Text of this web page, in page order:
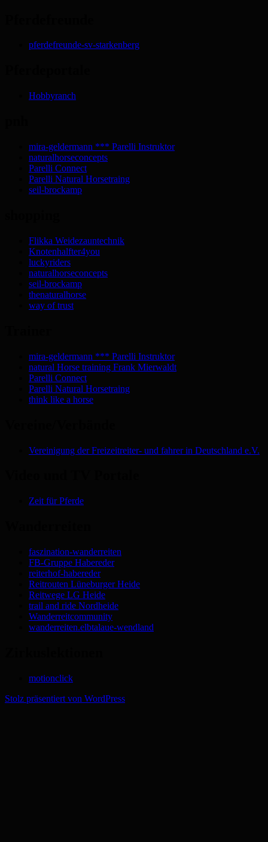
pferdefreunde-sv-starkenberg
Hobbyranch
mira-geldermann *** Parelli Instruktor
naturalhorseconcepts
Parelli Connect
Parelli Natural Horsetraing
seil-brockamp
Flikka Weidezauntechnik
Knotenhalfter4you
luckyriders
naturalhorseconcepts
seil-brockamp
thenaturalhorse
way of trust
mira-geldermann *** Parelli Instruktor
natural Horse training Frank Mierwaldt
Parelli Connect
Parelli Natural Horsetraing
think like a horse
Vereinigung der Freizeitreiter- und fahrer in Deutschland e.V.
Zeit für Pferde
faszination-wanderreiten
FB-Gruppe Habereder
reiterhof-habereder
Reitrouten Lüneburger Heide
Reitwege LG Heide
trail and ride Nordheide
Wanderreitcommunity
wanderreiten.elbtalaue-wendland
motionclick
Stolz präsentiert von WordPress